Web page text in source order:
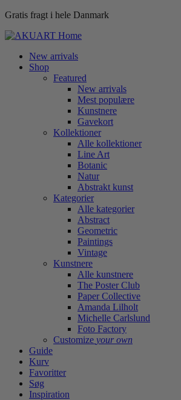
Gratis fragt i hele Danmark
New arrivals
Shop
Featured
New arrivals
Mest populære
Kunstnere
Gavekort
Kollektioner
Alle kollektioner
Line Art
Botanic
Natur
Abstrakt kunst
Kategorier
Alle kategorier
Abstract
Geometric
Paintings
Vintage
Kunstnere
Alle kunstnere
The Poster Club
Paper Collective
Amanda Lilholt
Michelle Carlslund
Foto Factory
Customize your own
Guide
Kurv
Favoritter
Søg
Inspiration